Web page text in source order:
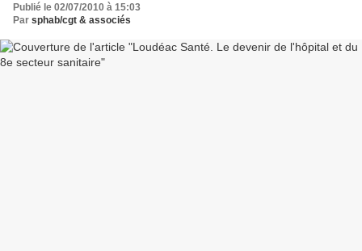
Publié le 02/07/2010 à 15:03
Par sphab/cgt & associés